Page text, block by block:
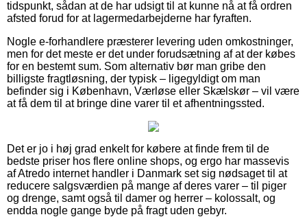
tidspunkt, sådan at de har udsigt til at kunne nå at få ordren
afsted forud for at lagermedarbejderne har fyraften.
Nogle e-forhandlere præsterer levering uden omkostninger,
men for det meste er det under forudsætning af at der købes
for en bestemt sum. Som alternativ bør man gribe den
billigste fragtløsning, der typisk – ligegyldigt om man
befinder sig i København, Værløse eller Skælskør – vil være
at få dem til at bringe dine varer til et afhentningssted.
Det er jo i høj grad enkelt for købere at finde frem til de
bedste priser hos flere online shops, og ergo har massevis
af Atredo internet handler i Danmark set sig nødsaget til at
reducere salgsværdien på mange af deres varer – til piger
og drenge, samt også til damer og herrer – kolossalt, og
endda nogle gange byde på fragt uden gebyr.